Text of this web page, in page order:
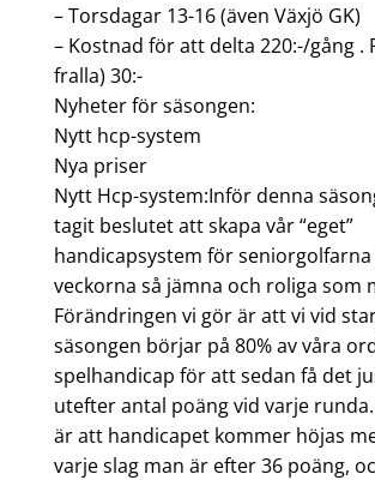
– Torsdagar 13-16 (även Växjö GK)
– Kostnad för att delta 220:-/gång .
fralla) 30:-
Nyheter för säsongen:
Nytt hcp-system
Nya priser
Nytt Hcp-system:Inför denna
tagit beslutet att skapa vår “eget”
handicapsystem för
veckorna så jämna och roliga som
Förändringen vi gör är att vi vid
säsongen börjar på 80% av våra
spelhandicap för att sedan få det
utefter antal poäng vid varje
är att handicapet kommer höjas
varje slag man är efter 36 poäng,